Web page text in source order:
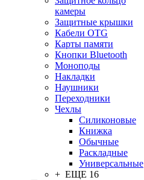
камеры
Защитные крышки
Кабели OTG
Карты памяти
Кнопки Bluetooth
Моноподы
Накладки
Наушники
Переходники
Чехлы
Силиконовые
Книжка
Обычные
Раскладные
Универсальные
+ ЕЩЕ 16